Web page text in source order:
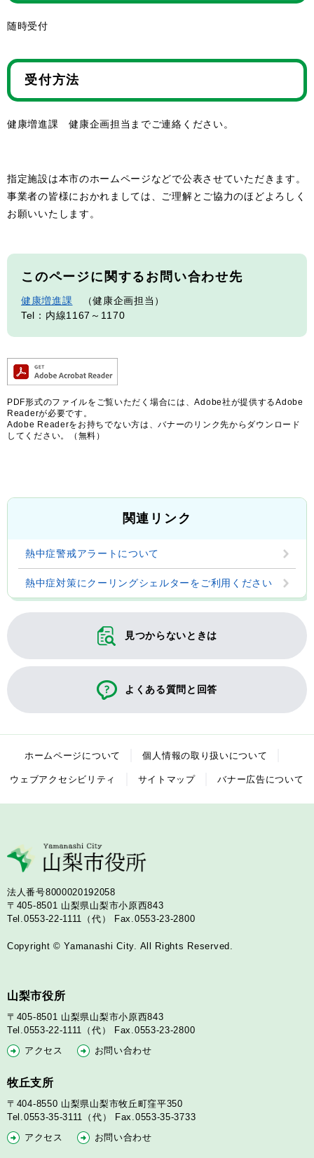
随時受付
受付方法
健康増進課 健康企画担当までご連絡ください。​
指定施設は本市のホームページなどで公表させていただきます。
事業者の皆様におかれましては、ご理解とご協力のほどよろしく
お願いいたします。
このページに関するお問い合わせ先
健康増進課
健康企画担当
Tel：内線1167～1170
PDF形式のファイルをご覧いただく場合には、Adobe社が提供するAdobe
Readerが必要です。
Adobe Readerをお持ちでない方は、バナーのリンク先からダウンロード
してください。（無料）
関連リンク
熱中症警戒アラートについて
熱中症対策にクーリングシェルターをご利用ください
見つからないときは
よくある質問と回答
ホームページについて 個人情報の取り扱いについて
ウェブアクセシビリティ サイトマップ バナー広告について
法人番号8000020192058
〒405-8501 山梨県山梨市小原西843
Tel.0553-22-1111（代）
Fax.0553-23-2800
Copyright © Yamanashi City. All Rights Reserved.
山梨市役所
〒405-8501 山梨県山梨市小原西843
Tel.0553-22-1111（代）
Fax.0553-23-2800
アクセス
お問い合わせ
牧丘支所
〒404-8550 山梨県山梨市牧丘町窪平350
Tel.0553-35-3111（代）
Fax.0553-35-3733
アクセス
お問い合わせ